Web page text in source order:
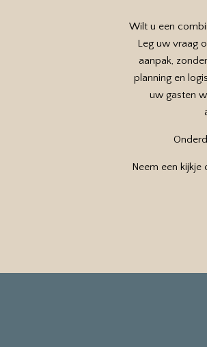
Wilt u een
Leg uw vraag
aanpak,
planning en
uw gasten
Neem een